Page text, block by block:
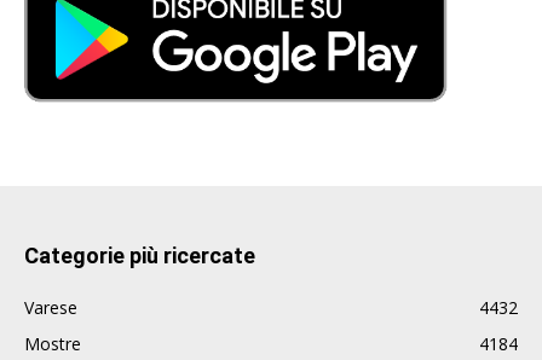
Categorie più ricercate
Varese
4432
Mostre
4184